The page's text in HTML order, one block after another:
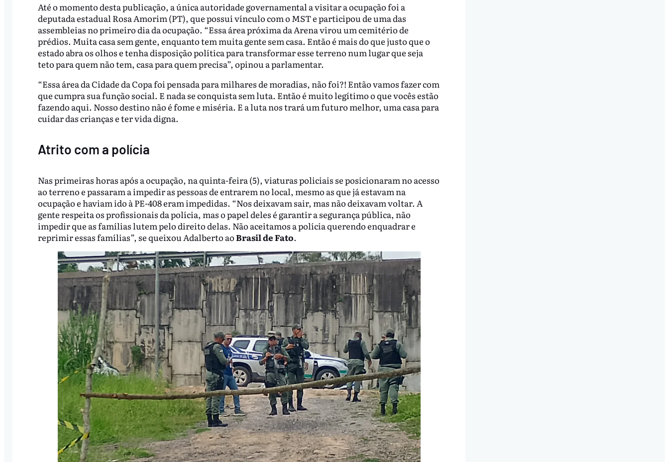
Até o momento desta publicação, a única autoridade governamental a visitar a ocupação foi a
deputada estadual Rosa Amorim (PT), que possui vínculo com o MST e participou de uma das
assembleias no primeiro dia da ocupação. “Essa área próxima da Arena virou um cemitério de
prédios. Muita casa sem gente, enquanto tem muita gente sem casa. Então é mais do que justo que o
estado abra os olhos e tenha disposição política para transformar esse terreno num lugar que seja
teto para quem não tem, casa para quem precisa”, opinou a parlamentar.
“Essa área da Cidade da Copa foi pensada para milhares de moradias, não foi?! Então vamos fazer com
que cumpra sua função social. E nada se conquista sem luta. Então é muito legítimo o que vocês estão
fazendo aqui. Nosso destino não é fome e miséria. E a luta nos trará um futuro melhor, uma casa para
cuidar das crianças e ter vida digna.
Atrito com a polícia
Nas primeiras horas após a ocupação, na quinta-feira (5), viaturas policiais se posicionaram no acesso
ao terreno e passaram a impedir as pessoas de entrarem no local, mesmo as que já estavam na
ocupação e haviam ido à PE-408 eram impedidas. “Nos deixavam sair, mas não deixavam voltar. A
gente respeita os profissionais da polícia, mas o papel deles é garantir a segurança pública, não
impedir que as famílias lutem pelo direito delas. Não aceitamos a polícia querendo enquadrar e
reprimir essas famílias”, se queixou Adalberto aoBrasil de Fato.